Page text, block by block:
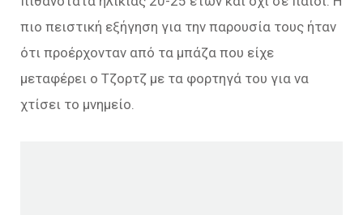
πιο πειστική εξήγηση για την παρουσία τους ήταν
ότι προέρχονταν από τα μπάζα που είχε
μεταφέρει ο Τζορτζ με τα φορτηγά του για να
χτίσει το μνημείο.